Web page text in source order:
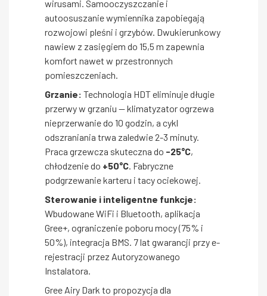
wirusami. Samooczyszczanie i
autoosuszanie wymiennika zapobiegają
rozwojowi pleśni i grzybów. Dwukierunkowy
nawiew z zasięgiem do 15,5 m zapewnia
komfort nawet w przestronnych
pomieszczeniach.
Grzanie: Technologia HDT eliminuje długie
przerwy w grzaniu — klimatyzator ogrzewa
nieprzerwanie do 10 godzin, a cykl
odszraniania trwa zaledwie 2-3 minuty.
Praca grzewcza skuteczna do -25°C,
chłodzenie do +50°C . Fabryczne
podgrzewanie karteru i tacy ociekowej.
Sterowanie i inteligentne funkcje:
Wbudowane WiFi i Bluetooth, aplikacja
Gree+, ograniczenie poboru mocy (75% i
50%), integracja BMS. 7 lat gwarancji przy e-
rejestracji przez Autoryzowanego
Instalatora.
Gree Airy Dark to propozycja dla